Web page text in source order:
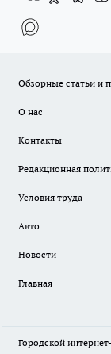
Обзорные статьи и
О нас
Контакты
Редакционная
Условия труда
Авто
Новости
Главная
Городской